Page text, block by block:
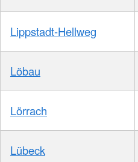
Lippstadt-Hellweg
Löbau
Lörrach
Lübeck